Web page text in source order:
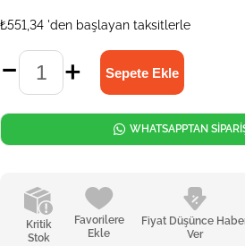
₺551,34 'den başlayan taksitlerle
Kritik
Stok
Favorilere
Ekle
Fiyat Düşünce
Ver
WHATSAPPTAN